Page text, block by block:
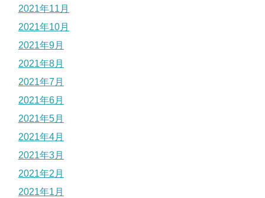
2021年11月
2021年10月
2021年9月
2021年8月
2021年7月
2021年6月
2021年5月
2021年4月
2021年3月
2021年2月
2021年1月